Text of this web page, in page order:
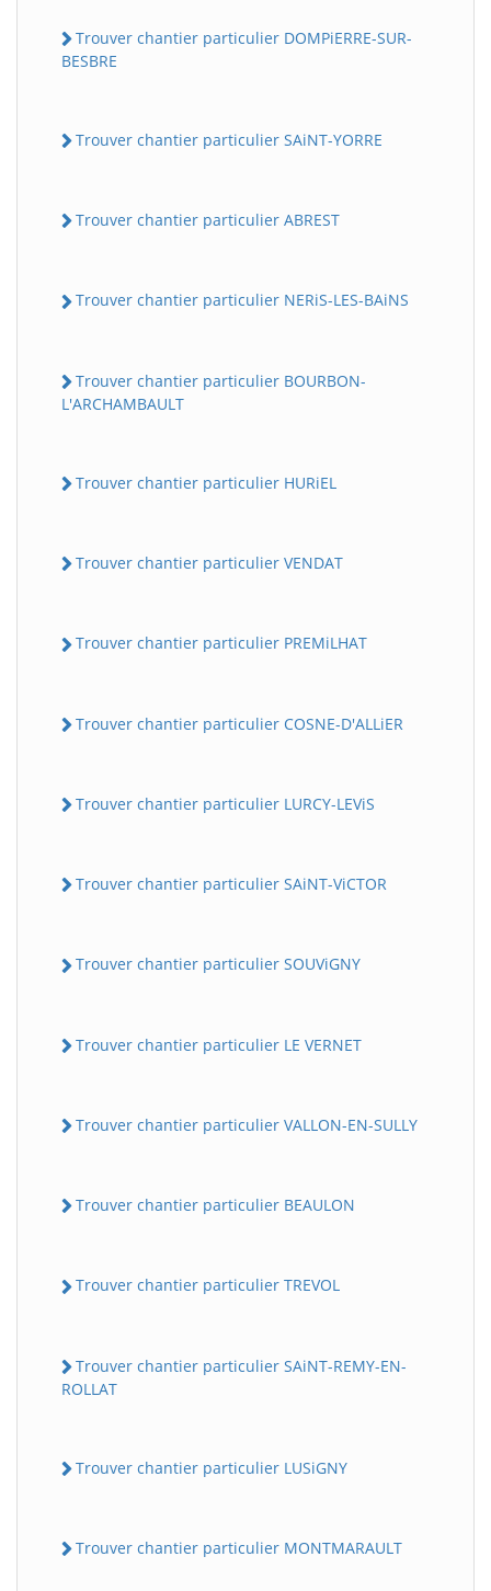
Trouver chantier particulier DOMPiERRE-SUR-
BESBRE
Trouver chantier particulier SAiNT-YORRE
Trouver chantier particulier ABREST
Trouver chantier particulier NERiS-LES-BAiNS
Trouver chantier particulier BOURBON-
L'ARCHAMBAULT
Trouver chantier particulier HURiEL
Trouver chantier particulier VENDAT
Trouver chantier particulier PREMiLHAT
Trouver chantier particulier COSNE-D'ALLiER
Trouver chantier particulier LURCY-LEViS
Trouver chantier particulier SAiNT-ViCTOR
Trouver chantier particulier SOUViGNY
Trouver chantier particulier LE VERNET
Trouver chantier particulier VALLON-EN-SULLY
Trouver chantier particulier BEAULON
Trouver chantier particulier TREVOL
Trouver chantier particulier SAiNT-REMY-EN-
ROLLAT
Trouver chantier particulier LUSiGNY
Trouver chantier particulier MONTMARAULT